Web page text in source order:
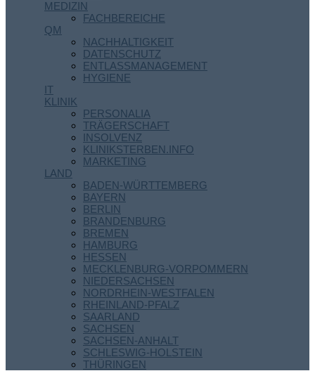
MEDIZIN
FACHBEREICHE
QM
NACHHALTIGKEIT
DATENSCHUTZ
ENTLASSMANAGEMENT
HYGIENE
IT
KLINIK
PERSONALIA
TRÄGERSCHAFT
INSOLVENZ
KLINIKSTERBEN.INFO
MARKETING
LAND
BADEN-WÜRTTEMBERG
BAYERN
BERLIN
BRANDENBURG
BREMEN
HAMBURG
HESSEN
MECKLENBURG-VORPOMMERN
NIEDERSACHSEN
NORDRHEIN-WESTFALEN
RHEINLAND-PFALZ
SAARLAND
SACHSEN
SACHSEN-ANHALT
SCHLESWIG-HOLSTEIN
THÜRINGEN